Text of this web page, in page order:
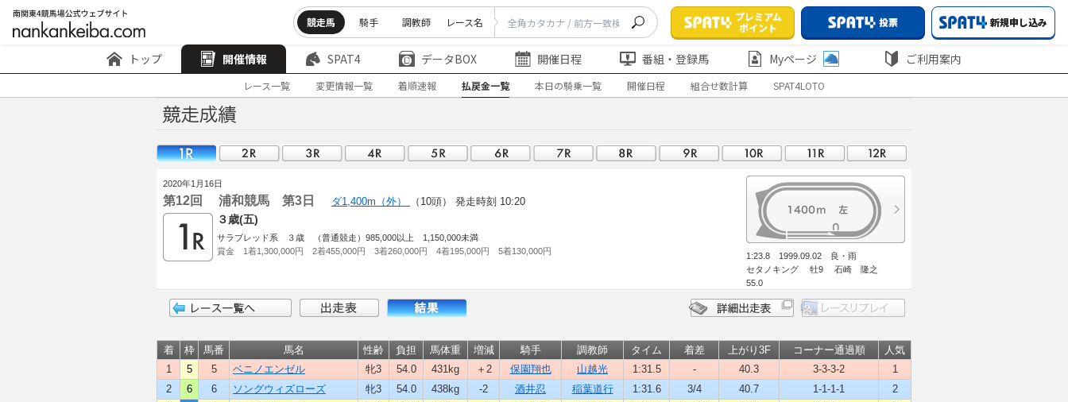
競走馬 騎手 調教師 レース名
プレミアム
ポイント
投票 新規申し込み
トップ 開催情報 SPAT4 データBOX 開催日程 番組・登録馬 Myページ ご利用案内
レース一覧 変更情報一覧 着順速報 払戻金一覧 本日の騎乗一覧 開催日程 組合せ数計算 SPAT4LOTO
2020年1月16日
第12回 浦和競馬 第3日 ダ1,400m（外） （10頭） 発走時刻 10:20
３歳(五)
サラブレッド系 ３歳 （普通競走）985,000以上 1,150,000未満
賞金 1着1,300,000円 2着455,000円 3着260,000円 4着195,000円 5着130,000円
1:23.8 1999.09.02 良・雨
セタノキング 牡9 石崎 隆之
55.0
着 枠 馬番 馬名 性齢 負担 馬体重 増減 騎手 調教師 タイム 着差 上がり3F コーナー通過順
人気
1
5 5 ベニノエンゼル 牝3 54.0 431kg ＋2 保園翔也 山越光 1:31.5 - 40.3 3-3-3-2
1
2
6 6 ソングウィズローズ 牝3 54.0 438kg -2 酒井忍 稲葉道行 1:31.6 3/4 40.7 1-1-1-1
2